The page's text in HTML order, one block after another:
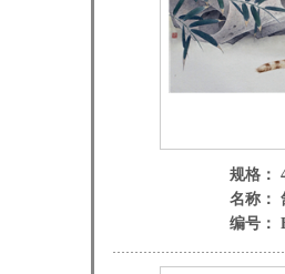
规格：
名称：
编号：